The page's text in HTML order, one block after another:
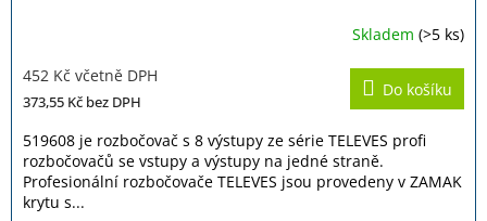
produktu
je
z
5
hvězdiček.
Skladem(>5 ks)
452 Kč včetně DPH
373,55 Kč bez DPH
Do košíku
519608 je rozbočovač s 8 výstupy ze série TELEVES profi
rozbočovačů se vstupy a výstupy na jedné straně.
Profesionální rozbočovače TELEVES jsou provedeny v ZAMAK
krytu s...